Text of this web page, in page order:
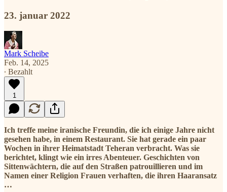
23. januar 2022
Mark Scheibe
Feb. 14, 2025
∙ Bezahlt
1
Ich treffe meine iranische Freundin, die ich einige Jahre nicht
gesehen habe, in einem Restaurant. Sie hat gerade ein paar
Wochen in ihrer Heimatstadt Teheran verbracht. Was sie
berichtet, klingt wie ein irres Abenteuer. Geschichten von
Sittenwächtern, die auf den Straßen patrouillieren und im
Namen einer Religion Frauen verhaften, die ihren Haaransatz
…